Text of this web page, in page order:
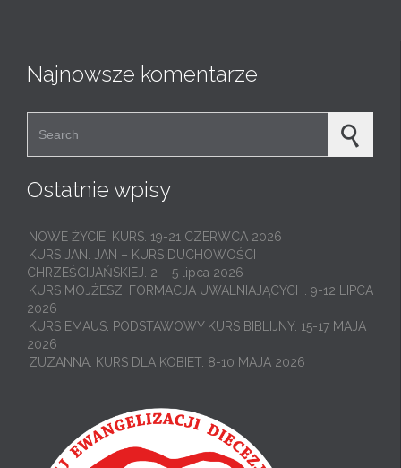
Najnowsze komentarze
Ostatnie wpisy
NOWE ŻYCIE. KURS. 19-21 CZERWCA 2026
KURS JAN. JAN – KURS DUCHOWOŚCI
CHRZEŚCIJAŃSKIEJ. 2 – 5 lipca 2026
KURS MOJŻESZ. FORMACJA UWALNIAJĄCYCH. 9-12 LIPCA
2026
KURS EMAUS. PODSTAWOWY KURS BIBLIJNY. 15-17 MAJA
2026
ZUZANNA. KURS DLA KOBIET. 8-10 MAJA 2026